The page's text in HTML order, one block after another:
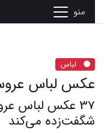
منو
لباس
عکس لباس
37 عکس لباس
شگفت‌زده می‌کند